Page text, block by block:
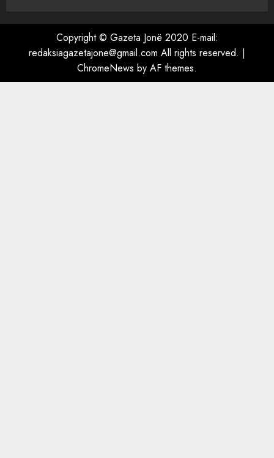
Copyright © Gazeta Jonë 2020 E-mail:
redaksiagazetajone@gmail.com All rights reserved. |
ChromeNews by AF themes.